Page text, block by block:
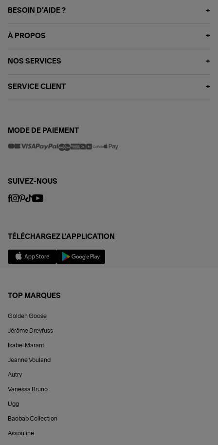
BESOIN D'AIDE ?
À PROPOS
NOS SERVICES
SERVICE CLIENT
MODE DE PAIEMENT
SUIVEZ-NOUS
TÉLÉCHARGEZ L'APPLICATION
TOP MARQUES
Golden Goose
Jérôme Dreyfuss
Isabel Marant
Jeanne Vouland
Autry
Vanessa Bruno
Ugg
Baobab Collection
Assouline